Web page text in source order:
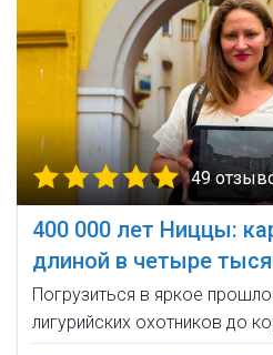
49
400 000 лет Ниццы:
длиной в четыре
Погрузиться в яркое
лигурийских охотников до